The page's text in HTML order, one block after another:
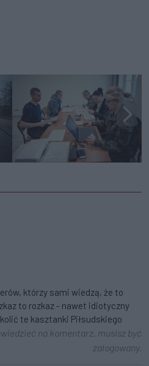
którzy sami wiedzą, że to
to rozkaz - nawet idiotyczny
te kasztanki Piłsudskiego
na komentarz, musisz być
zalogowany.